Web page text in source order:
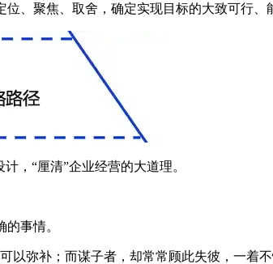
、聚焦、取舍，确定实现目标的大致可行、
，“厘清”企业经营的大道理。
事情。
以弥补；而谋子者，却常常顾此失彼，一着